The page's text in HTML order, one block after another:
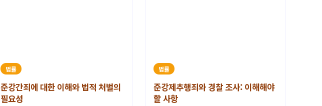
법률
준강간죄에 대한 이해와 법적 처벌의
필요성
법률
준강제추행죄와 경찰 조사: 이해해야
할 사항